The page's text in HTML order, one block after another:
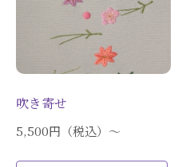
吹き寄せ
5,500円（税込）〜